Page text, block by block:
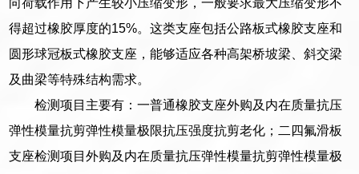
得超过橡胶厚度的15%。这类支座包括公路板式橡胶支座和
圆形球冠板式橡胶支座，能够适应各种高架桥坡梁、斜交梁
及曲梁等特殊结构需求。
检测项目主要有：一普通橡胶支座外购及内在质量抗压
弹性模量抗剪弹性模量极限抗压强度抗剪老化；二四氟滑板
支座检测项目外购及内在质量抗压弹性模量抗剪弹性模量极